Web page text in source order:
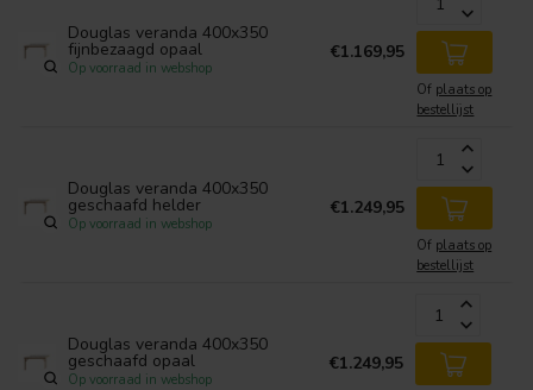
Douglas veranda 400x350
fijnbezaagd opaal
Op voorraad in webshop
€1.169,95
Of plaats op
bestellijst
Douglas veranda 400x350
geschaafd helder
Op voorraad in webshop
€1.249,95
Of plaats op
bestellijst
Douglas veranda 400x350
geschaafd opaal
Op voorraad in webshop
€1.249,95